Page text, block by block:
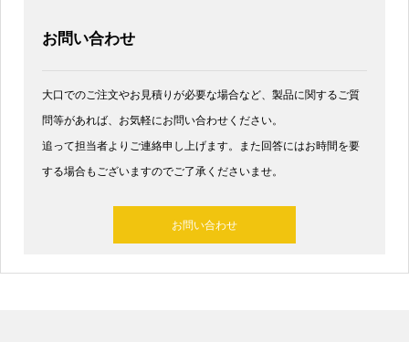
お問い合わせ
大口でのご注文やお見積りが必要な場合など、製品に関するご質
問等があれば、お気軽にお問い合わせください。
追って担当者よりご連絡申し上げます。また回答にはお時間を要
する場合もございますのでご了承くださいませ。​
お問い合わせ